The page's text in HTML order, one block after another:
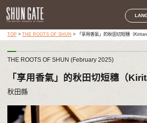
TOP> THE ROOTS OF SHUN > 「享用香氣」的秋田切短穗（
THE ROOTS OF SHUN (February 2025)
「享用香氣」的秋田切短穗（
秋田縣